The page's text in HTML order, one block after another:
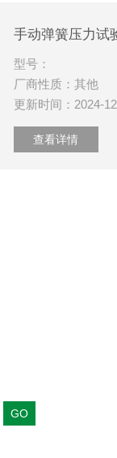
型号：
厂商性质：其他
更新时间：2024-
查看详情